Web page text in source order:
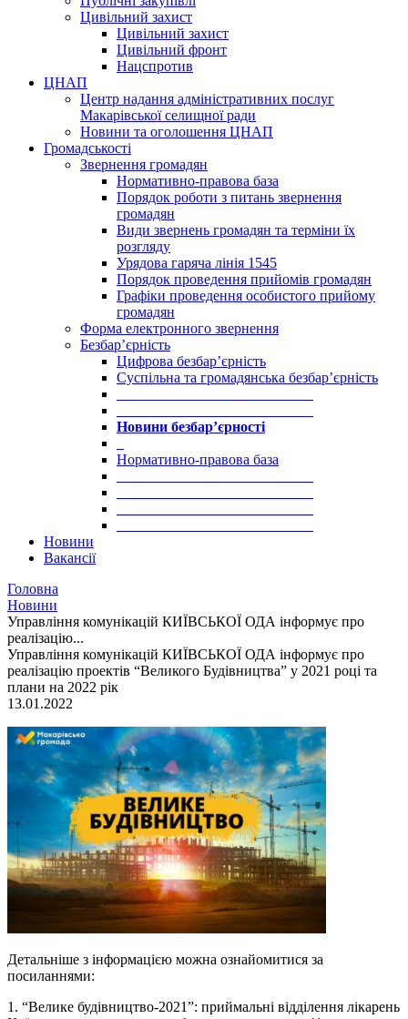
Цивільний захист
Цивільний захист
Цивільний фронт
Нацспротив
ЦНАП
Центр надання адміністративних послуг
Макарівської селищної ради
Новини та оголошення ЦНАП
Громадськості
Звернення громадян
Нормативно-правова база
Порядок роботи з питань звернення
громадян
Види звернень громадян та терміни їх
розгляду
Урядова гаряча лінія 1545
Порядок проведення прийомів громадян
Графіки проведення особистого прийому
громадян
Форма електронного звернення
Безбар’єрність
Цифрова безбар’єрність
Суспільна та громадянська безбар’єрність
Новини безбар’єрності
Нормативно-правова база
Новини
Вакансії
Головна
Новини
Управління комунікацій КИЇВСЬКОЇ ОДА інформує про
реалізацію...
Управління комунікацій КИЇВСЬКОЇ ОДА інформує про
реалізацію проектів “Великого Будівництва” у 2021 році та
плани на 2022 рік
13.01.2022
Детальніше з інформацією можна ознайомитися за
посиланнями:
1. “Велике будівництво-2021”: приймальні відділення лікарень